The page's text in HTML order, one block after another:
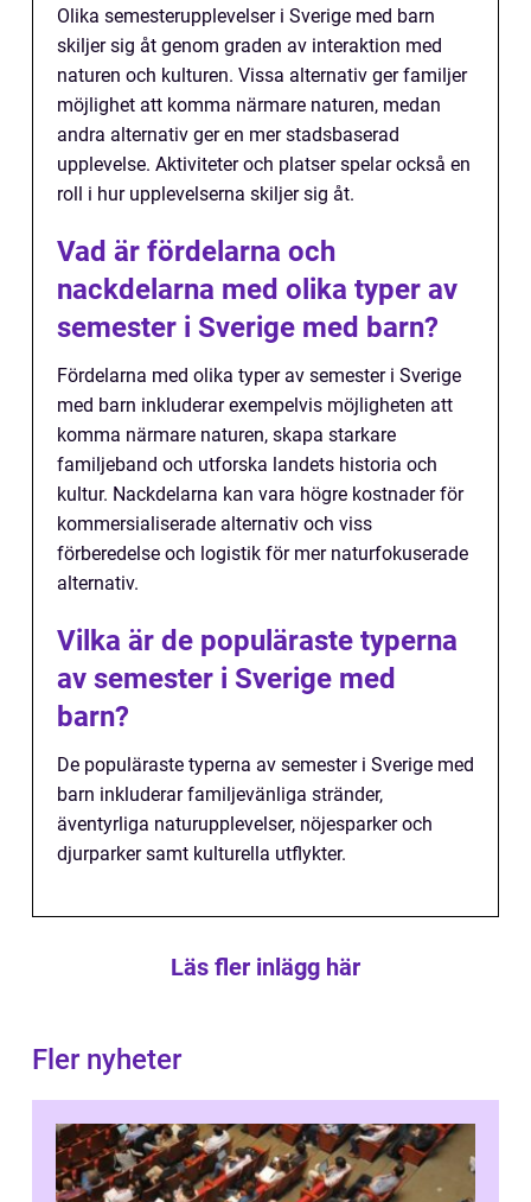
Olika semesterupplevelser i Sverige med barn
skiljer sig åt genom graden av interaktion med
naturen och kulturen. Vissa alternativ ger familjer
möjlighet att komma närmare naturen, medan
andra alternativ ger en mer stadsbaserad
upplevelse. Aktiviteter och platser spelar också en
roll i hur upplevelserna skiljer sig åt.
Vad är fördelarna och
nackdelarna med olika typer av
semester i Sverige med barn?
Fördelarna med olika typer av semester i Sverige
med barn inkluderar exempelvis möjligheten att
komma närmare naturen, skapa starkare
familjeband och utforska landets historia och
kultur. Nackdelarna kan vara högre kostnader för
kommersialiserade alternativ och viss
förberedelse och logistik för mer naturfokuserade
alternativ.
Vilka är de populäraste typerna
av semester i Sverige med
barn?
De populäraste typerna av semester i Sverige med
barn inkluderar familjevänliga stränder,
äventyrliga naturupplevelser, nöjesparker och
djurparker samt kulturella utflykter.
Läs fler inlägg här
Fler nyheter